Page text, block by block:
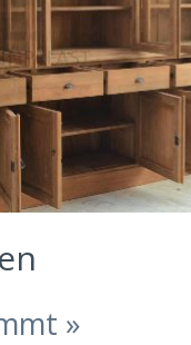
»